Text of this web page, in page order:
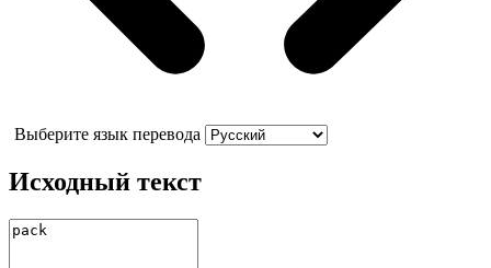
Выберите язык перевода
Исходный текст